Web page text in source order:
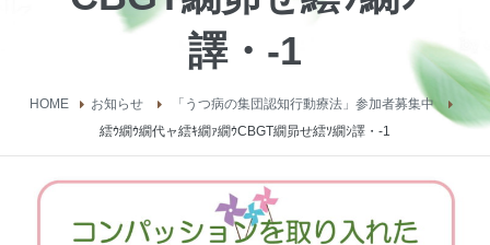
譯・-1
HOME お知らせ
「うつ病の集団認知行動療法」参加者募集中
繧ｳ繝ｳ繝代ャ繧ｷ繝ｧ繝ｳCBGT繝昴せ繧ｿ繝ｼ譯・-1